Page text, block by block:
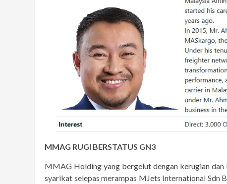
MMAG RUGI BERSTATUS GN3
MMAG Holding yang bergelut dengan kerugian dan
syarikat selepas merampas MJets International Sdn